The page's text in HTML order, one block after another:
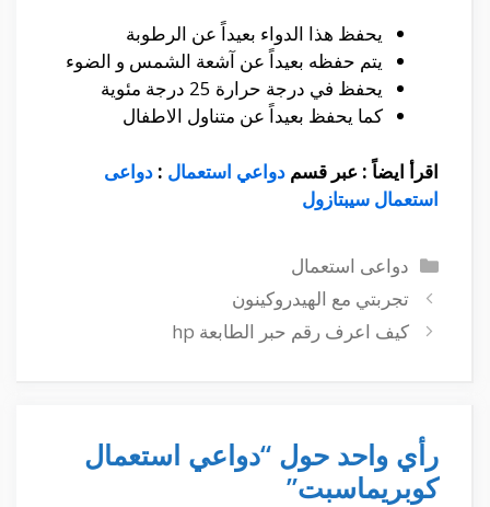
يحفظ هذا الدواء بعيداً عن الرطوبة
يتم حفظه بعيداً عن آشعة الشمس و الضوء
يحفظ في درجة حرارة 25 درجة مئوية
كما يحفظ بعيداً عن متناول الاطفال
اقرأ ايضاً : عبر قسم دواعي استعمال : دواعى
استعمال سيبتازول
التصنيفات
دواعى استعمال
تجربتي مع الهيدروكينون
كيف اعرف رقم حبر الطابعة hp
رأي واحد حول “دواعي استعمال
كوبريماسبت”